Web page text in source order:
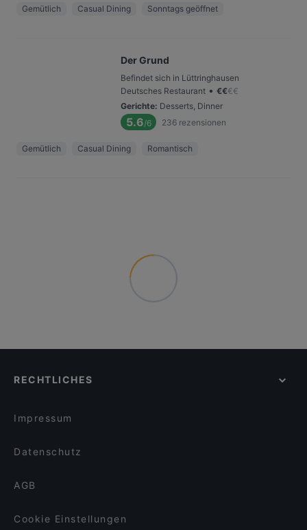
Gemütlich Casual Dining Sonntags geöffnet
Der Grund
Befindet sich in Lüttringhausen
Deutsches Restaurant • €€€€
Gerichte: Desserts, Dinner
5.6/6 236 rezensionen
Gemütlich Casual Dining Romantisch
RECHTLICHES
Impressum
Datenschutz
AGB
Cookie Einstellungen